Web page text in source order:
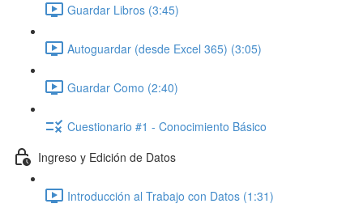
Guardar Libros (3:45)
Autoguardar (desde Excel 365) (3:05)
Guardar Como (2:40)
Cuestionario #1 - Conocimiento Básico
Ingreso y Edición de Datos
Introducción al Trabajo con Datos (1:31)